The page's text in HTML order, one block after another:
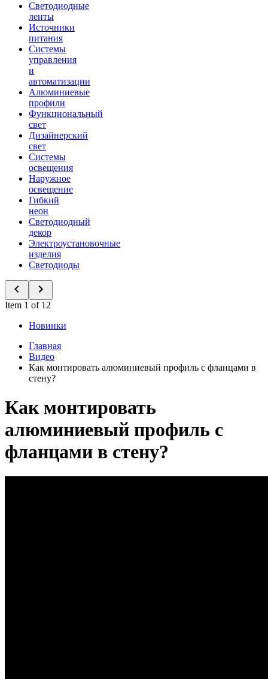
Светодиодные
ленты
Источники
питания
Системы
управления
и
автоматизации
Алюминиевые
профили
Функциональный
свет
Дизайнерский
свет
Системы
освещения
Наружное
освещение
Гибкий
неон
Светодиодный
декор
Электроустановочные
изделия
Светодиоды
Item 1 of 12
Новинки
Главная
Видео
Как монтировать алюминиевый профиль с фланцами в
стену?
Как монтировать
алюминиевый профиль с
фланцами в стену?